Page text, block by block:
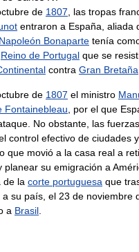
de 1807 , las tropas
entraron a España, aliada
Napoleón Bonaparte tenía
Reino de Portugal que se
contra Gran Bretaña
de 1807 el ministro
Fontainebleau , por el que
No obstante, las
control efectivo de ciudades
que movió a la casa real a
planear su emigración a
de la corte portuguesa que
a su país, el 23 de noviembre
a Brasil